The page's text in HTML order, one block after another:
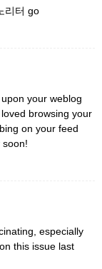
리터 go
your weblog
browsing your
on your feed
soon!
especially
this issue last